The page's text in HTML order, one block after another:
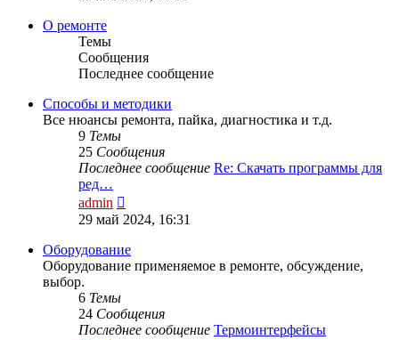
О ремонте
Темы
Сообщения
Последнее сообщение
Способы и методики
Все нюансы ремонта, пайка, диагностика и т.д.
9 Темы
25 Сообщения
Последнее сообщение Re: Скачать программы для
ред…
admin
к
сообщению
29 май 2024, 16:31
Оборудование
Оборудование применяемое в ремонте, обсуждение,
выбор.
6 Темы
24 Сообщения
Последнее сообщение Термоинтерфейсы